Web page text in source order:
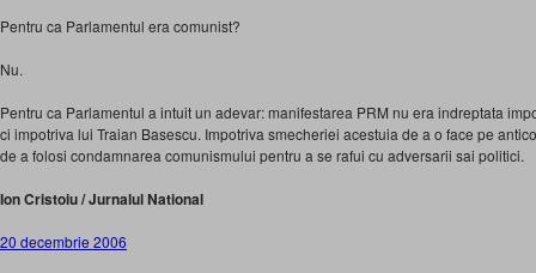
Pentru ca Parlamentul era comunist?
Nu.
Pentru ca Parlamentul a intuit un adevar: manifestarea PRM nu era indreptata
ci impotriva lui Traian Basescu. Impotriva smecheriei acestuia de a o face pe
de a folosi condamnarea comunismului pentru a se rafui cu adversarii sai politici.
Ion Cristoiu / Jurnalul National
20 decembrie 2006